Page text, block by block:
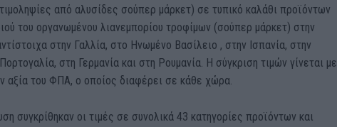
από αλυσίδες σούπερ μάρκετ) σε τυπικό καλάθι προϊόντων
του οργανωμένου λιανεμπορίου τροφίμων (σούπερ μάρκετ) στην
στην Γαλλία, στο Ηνωμένο Βασίλειο , στην Ισπανία, στην
Πορτογαλία, στη Γερμανία και στη Ρουμανία. Η σύγκριση τιμών γίνεται με
αξία του ΦΠΑ, ο οποίος διαφέρει σε κάθε χώρα.
συγκρίθηκαν οι τιμές σε συνολικά 43 κατηγορίες προϊόντων και